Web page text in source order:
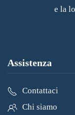
e la
Assistenza
Contattaci
Chi siamo